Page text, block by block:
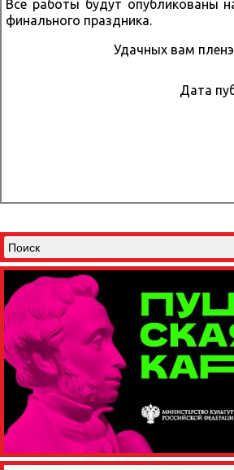
Все работы будут опубликованы
финального праздника.
Удачных вам
Дата